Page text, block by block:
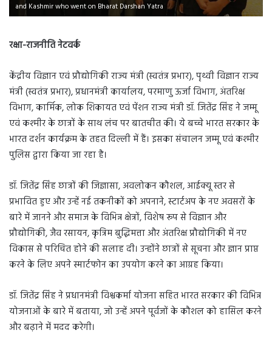
and Kashmir who went on Bharat Darshan Yatra
रक्षा-राजनीति नेटवर्क
केंद्रीय विज्ञान एवं प्रौद्योगिकी राज्य मंत्री (स्वतंत्र प्रभार), पृथ्वी विज्ञान राज्य
मंत्री (स्वतंत्र प्रभार), प्रधानमंत्री कार्यालय, परमाणु ऊर्जा विभाग, अंतरिक्ष
विभाग, कार्मिक, लोक शिकायत एवं पेंशन राज्य मंत्री डॉ. जितेंद्र सिंह ने जम्मू
एवं कश्मीर के छात्रों के साथ लंच पर बातचीत की। ये बच्चे भारत सरकार के
भारत दर्शन कार्यक्रम के तहत दिल्ली में हैं। इसका संचालन जम्मू एवं कश्मीर
पुलिस द्वारा किया जा रहा है।
डॉ. जितेंद्र सिंह छात्रों की जिज्ञासा, अवलोकन कौशल, आईक्यू स्तर से
प्रभावित हुए और उन्हें नई तकनीकों को अपनाने, स्टार्टअप के नए अवसरों के
बारे में जानने और समाज के विभिन्न क्षेत्रों, विशेष रूप से विज्ञान और
प्रौद्योगिकी, जैव रसायन, कृत्रिम बुद्धिमत्ता और अंतरिक्ष प्रौद्योगिकी में नए
विकास से परिचित होने की सलाह दी। उन्होंने छात्रों से सूचना और ज्ञान प्राप्त
करने के लिए अपने स्मार्टफोन का उपयोग करने का आग्रह किया।
डॉ. जितेंद्र सिंह ने प्रधानमंत्री विश्वकर्मा योजना सहित भारत सरकार की विभिन्न
योजनाओं के बारे में बताया, जो उन्हें अपने पूर्वजों के कौशल को हासिल करने
और बढ़ाने में मदद करेगी।